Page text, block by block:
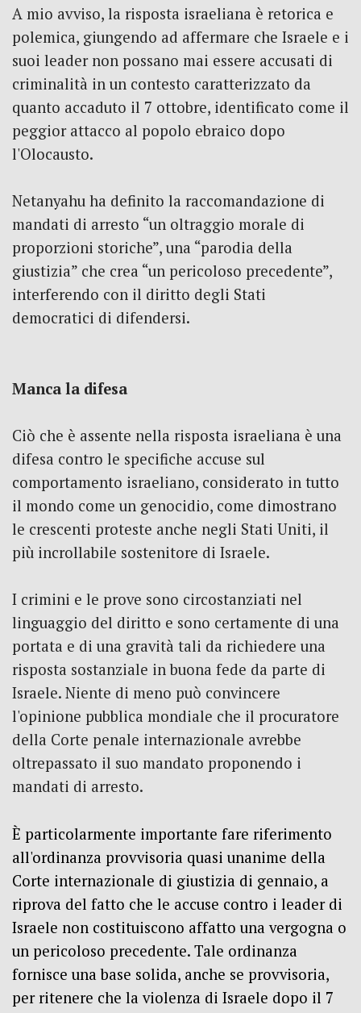
A mio avviso, la risposta israeliana è retorica e
polemica, giungendo ad affermare che Israele e i
suoi leader non possano mai essere accusati di
criminalità in un contesto caratterizzato da
quanto accaduto il 7 ottobre, identificato come il
peggior attacco al popolo ebraico dopo
l'Olocausto.
Netanyahu ha definito la raccomandazione di
mandati di arresto “un oltraggio morale di
proporzioni storiche”, una “parodia della
giustizia” che crea “un pericoloso precedente”,
interferendo con il diritto degli Stati
democratici di difendersi.
Manca la difesa
Ciò che è assente nella risposta israeliana è una
difesa contro le specifiche accuse sul
comportamento israeliano, considerato in tutto
il mondo come un genocidio, come dimostrano
le crescenti proteste anche negli Stati Uniti, il
più incrollabile sostenitore di Israele.
I crimini e le prove sono circostanziati nel
linguaggio del diritto e sono certamente di una
portata e di una gravità tali da richiedere una
risposta sostanziale in buona fede da parte di
Israele. Niente di meno può convincere
l'opinione pubblica mondiale che il procuratore
della Corte penale internazionale avrebbe
oltrepassato il suo mandato proponendo i
mandati di arresto.
È particolarmente importante fare riferimento
all'ordinanza provvisoria quasi unanime della
Corte internazionale di giustizia di gennaio, a
riprova del fatto che le accuse contro i leader di
Israele non costituiscono affatto una vergogna o
un pericoloso precedente. Tale ordinanza
fornisce una base solida, anche se provvisoria,
per ritenere che la violenza di Israele dopo il 7